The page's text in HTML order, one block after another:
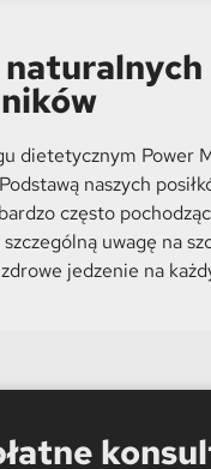
naturalnych
dietetycznym Power
naszych
często
uwagę na
jedzenie na